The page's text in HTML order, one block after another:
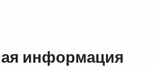
информация